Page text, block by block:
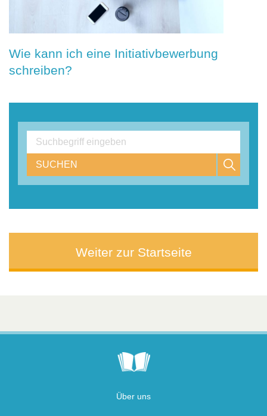
Wie kann ich eine Initiativbewerbung
schreiben?
SUCHEN
Weiter zur Startseite
Über uns